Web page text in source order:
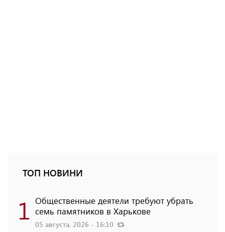
ТОП НОВИНИ
1 Общественные деятели требуют убрать
семь памятников в Харькове
05 августа, 2026 - 16:10